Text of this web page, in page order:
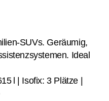
SUVs. Geräumig,
Ideal
l | Isofix: 3 Plätze |